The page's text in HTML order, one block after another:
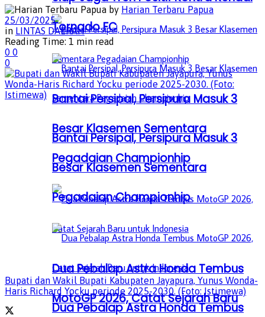
Bantai Persipal, Persipura Masuk 3
Besar Klasemen Sementara
Pegadaian Championhip
Dua Pebalap Astra Honda Tembus
MotoGP 2026, Catat Sejarah Baru
Tornado FC
Bantai Persipal, Persipura Masuk 3
Besar Klasemen Sementara
Pegadaian Championhip
Dua Pebalap Astra Honda Tembus
by Harian Terbaru Papua
25/03/2025
in LINTAS DAERAH
Reading Time: 1 min read
0 0
0
Bupati dan Wakil Bupati Kabupaten Jayapura, Yunus Wonda-
Haris Richard Yocku periode 2025-2030. (Foto: Istimewa)